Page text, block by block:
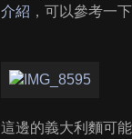
介紹 ，可以參考一下
這邊的義大利麵可